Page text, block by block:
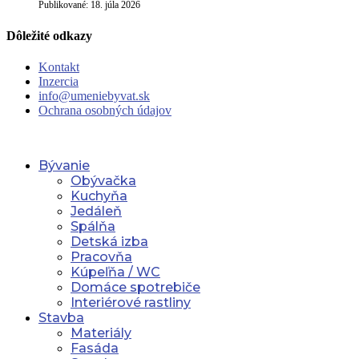
Publikované: 18. júla 2026
Dôležité odkazy
Kontakt
Inzercia
info@umeniebyvat.sk
Ochrana osobných údajov
Bývanie
Obývačka
Kuchyňa
Jedáleň
Spálňa
Detská izba
Pracovňa
Kúpeľňa / WC
Domáce spotrebiče
Interiérové rastliny
Stavba
Materiály
Fasáda